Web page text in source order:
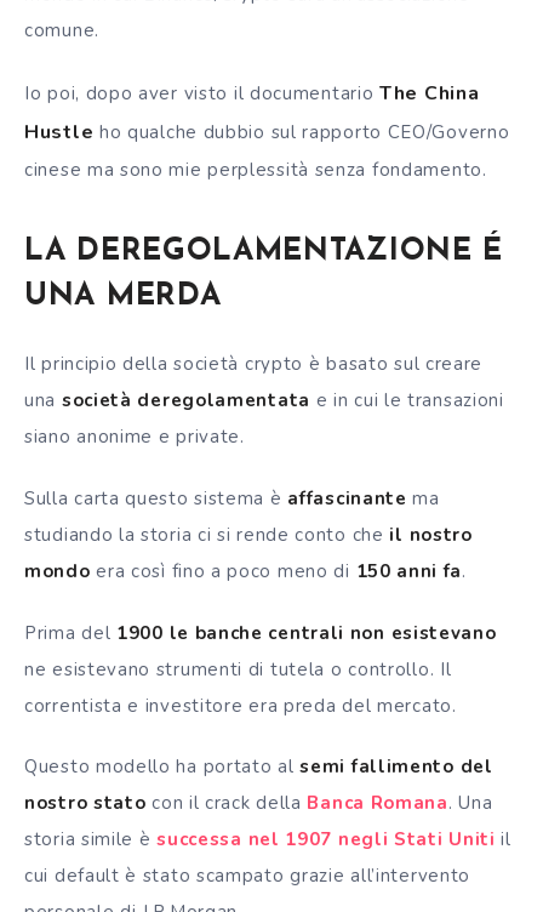
comune.
Io poi, dopo aver visto il documentarioThe China
Hustle ho qualche dubbio sul rapporto CEO/Governo
cinese ma sono mie perplessità senza fondamento.
LA DEREGOLAMENTAZIONE É
UNA MERDA
Il principio della società crypto è basato sul creare
una società deregolamentata e in cui le transazioni
siano anonime e private.
Sulla carta questo sistema è affascinante ma
studiando la storia ci si rende conto che il nostro
mondo era così fino a poco meno di 150 anni fa.
Prima del 1900 le banche centrali non esistevano
ne esistevano strumenti di tutela o controllo. Il
correntista e investitore era preda del mercato.
Questo modello ha portato alsemi fallimento del
nostro stato con il crack della Banca Romana. Una
storia simile èsuccessa nel 1907 negli Stati Uniti il
cui default è stato scampato grazie all’intervento